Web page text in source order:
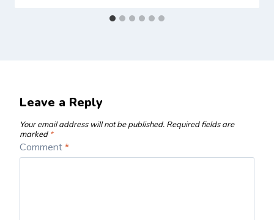
Leave a Reply
Your email address will not be published. Required fields are
marked *
Comment *